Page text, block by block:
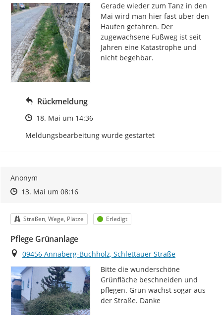
Gerade wieder zum Tanz in den
Mai wird man hier fast über den
Haufen gefahren. Der
zugewachsene Fußweg ist seit
Jahren eine Katastrophe und
nicht begehbar.
Rückmeldung
Zeitpunkt des Erstellens
18. Mai um 14:36
Meldungsbearbeitung wurde gestartet
Anonym
Zeitpunkt des Erstellens
Zeitpunkt des Erstellens
13. Mai um 08:16Zur Äußerung
Kategorie
Straßen, Wege, Plätze Status
Erledigt
Pflege Grünanlage
Ort
09456 Annaberg-Buchholz, Schlettauer Straße
Bitte die wunderschöne
Grünfläche beschneiden und
pflegen. Grün wächst sogar aus
der Straße. Danke